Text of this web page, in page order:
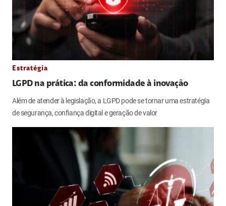
Estratégia
LGPD na prática: da conformidade à inovação
Além de atender à legislação, a LGPD pode se tornar uma estratégia
de segurança, confiança digital e geração de valor